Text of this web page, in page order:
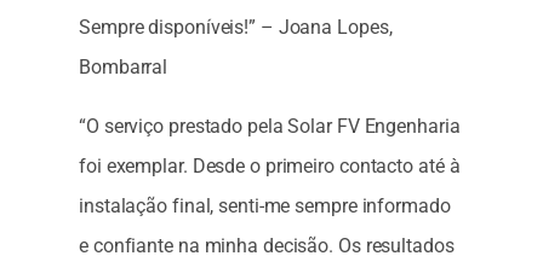
Sempre disponíveis!” – Joana Lopes,
Bombarral
“O serviço prestado pela Solar FV Engenharia
foi exemplar. Desde o primeiro contacto até à
instalação final, senti-me sempre informado
e confiante na minha decisão. Os resultados